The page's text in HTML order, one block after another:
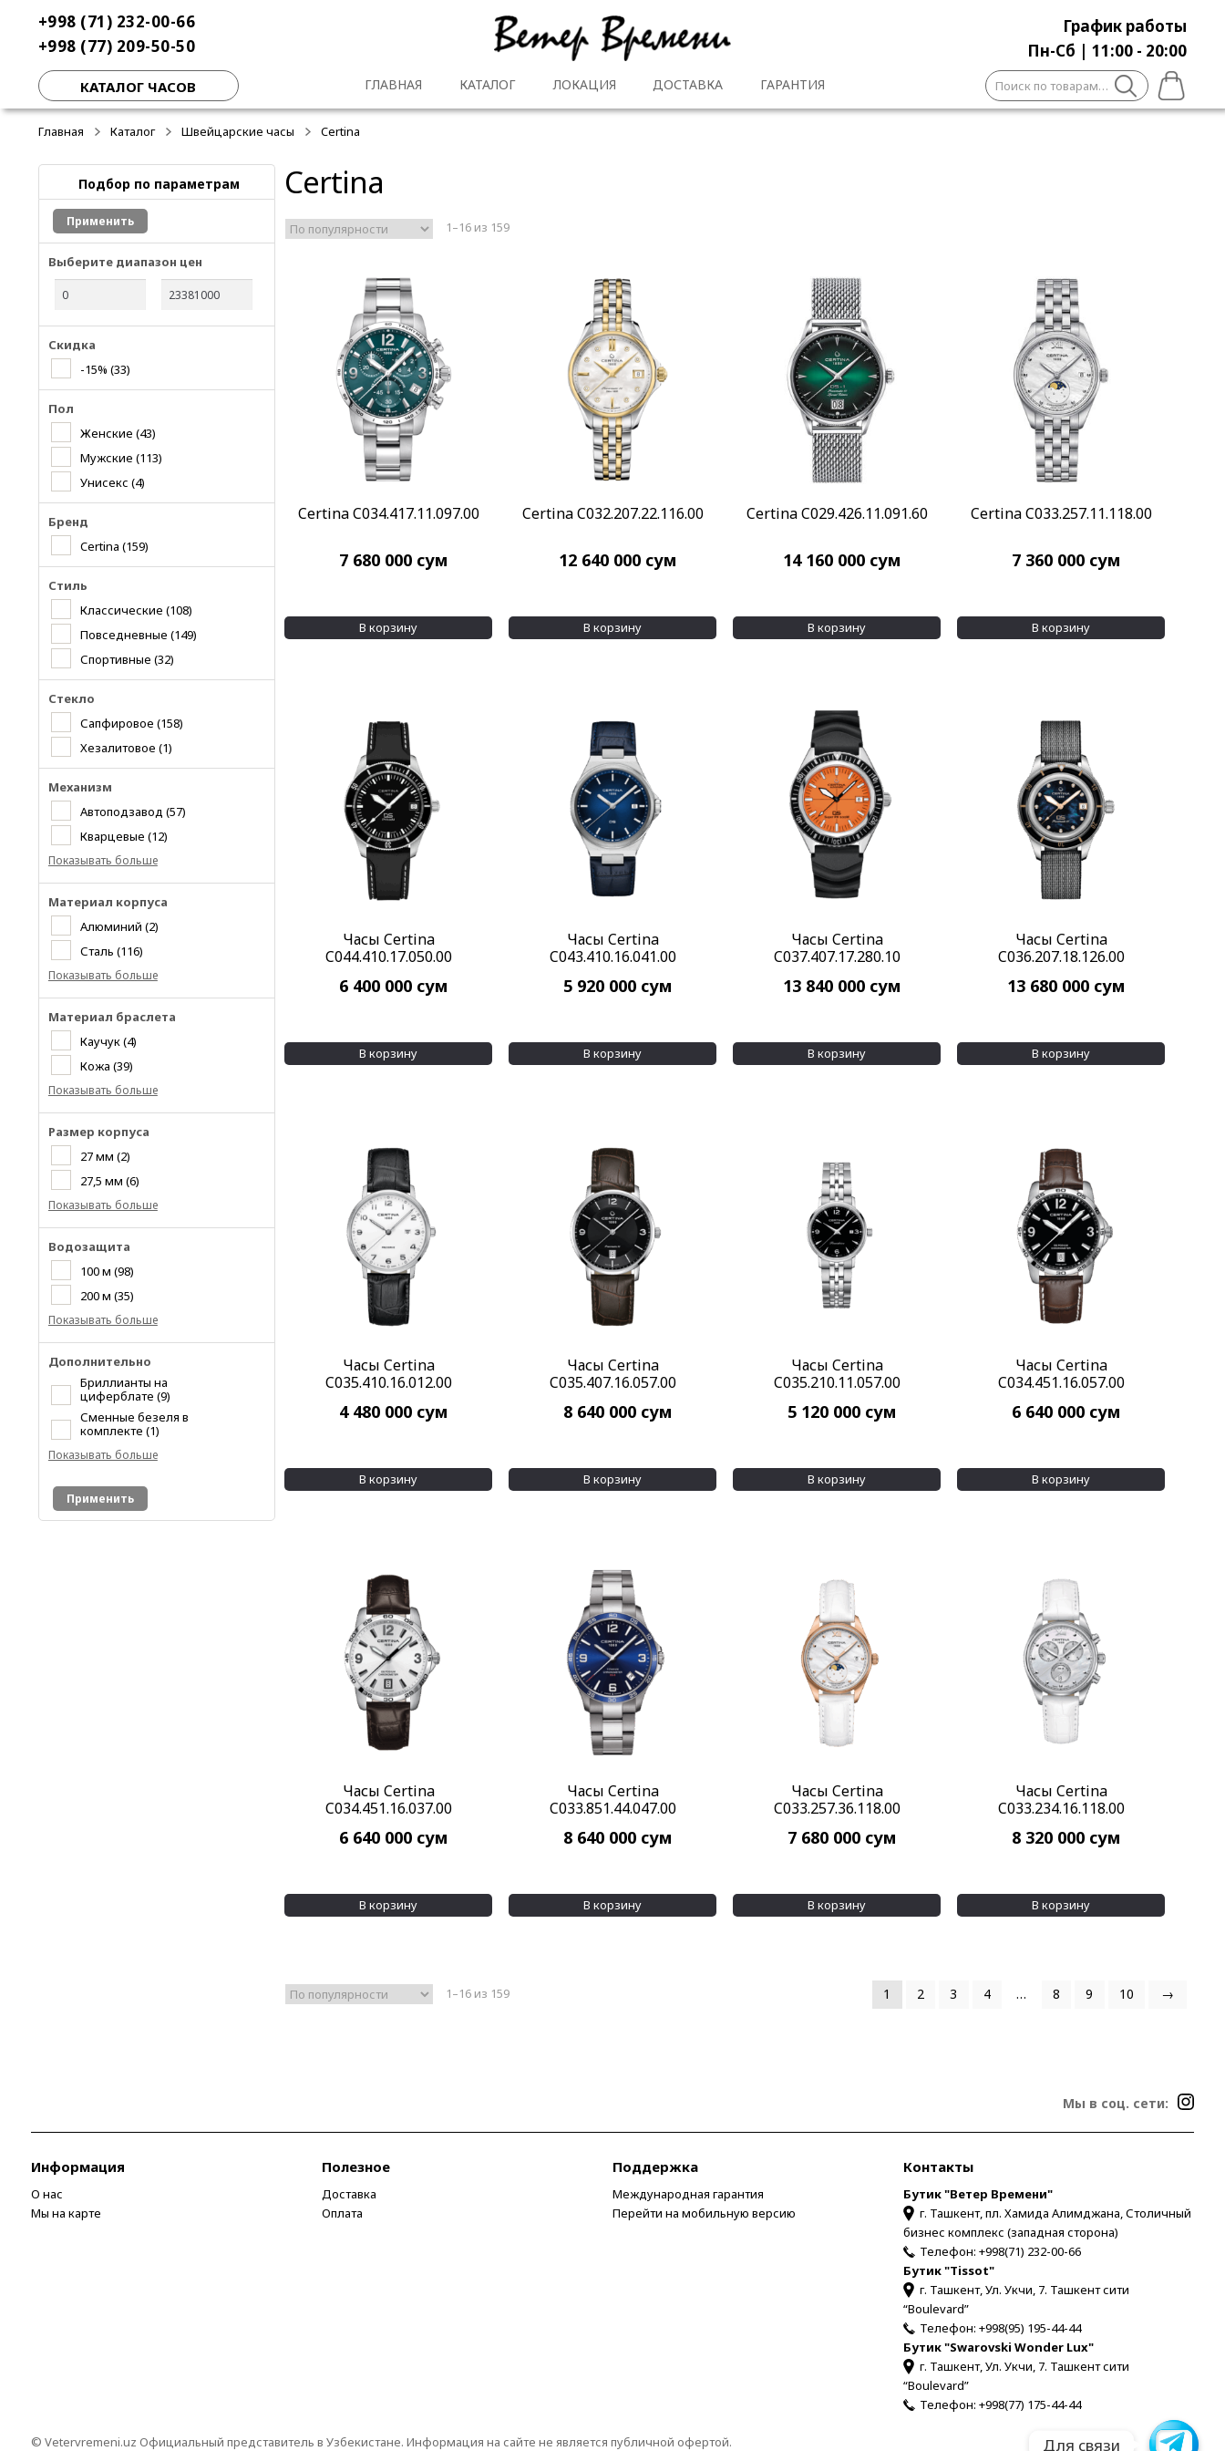
навигации
содержимому
+998 (71) 232-00-66
+998 (77) 209-50-50
График работы
Пн-Сб | 11:00 - 20:00
КАТАЛОГ ЧАСОВ ГЛАВНАЯ КАТАЛОГ ЛОКАЦИЯ ДОСТАВКА ГАРАНТИЯ Искать:
Главная Каталог Швейцарские часы Certina
Подбор по параметрам
Применить
Выберите диапазон цен
Скидка
-15% (33)
Пол
Женские (43)
Мужские (113)
Унисекс (4)
Бренд
Certina (159)
Стиль
Классические (108)
Повседневные (149)
Спортивные (32)
Стекло
Сапфировое (158)
Хезалитовое (1)
Механизм
Автоподзавод (57)
Кварцевые (12)
Показывать больше
Материал корпуса
Алюминий (2)
Сталь (116)
Показывать больше
Материал браслета
Каучук(4)
Кожа (39)
Показывать больше
Размер корпуса
27 мм (2)
27,5 мм (6)
Показывать больше
Водозащита
100 м (98)
200 м (35)
Показывать больше
Дополнительно
Бриллианты на
циферблате (9)
Сменные безеля в
комплекте (1)
Показывать больше
Применить
Certina
1–16 из 159
Certina C034.417.11.097.00
7 680 000 сум
В корзину
Certina C032.207.22.116.00
12 640 000 сум
В корзину
Certina C029.426.11.091.60
14 160 000 сум
В корзину
Certina C033.257.11.118.00
7 360 000 сум
В корзину
Часы Certina
C044.410.17.050.00
6 400 000 сум
В корзину
Часы Certina
C043.410.16.041.00
5 920 000 сум
В корзину
Часы Certina
C037.407.17.280.10
13 840 000 сум
В корзину
Часы Certina
C036.207.18.126.00
13 680 000 сум
В корзину
Часы Certina
C035.410.16.012.00
4 480 000 сум
В корзину
Часы Certina
C035.407.16.057.00
8 640 000 сум
В корзину
Часы Certina
C035.210.11.057.00
5 120 000 сум
В корзину
Часы Certina
C034.451.16.057.00
6 640 000 сум
В корзину
Часы Certina
C034.451.16.037.00
6 640 000 сум
В корзину
Часы Certina
C033.851.44.047.00
8 640 000 сум
В корзину
Часы Certina
C033.257.36.118.00
7 680 000 сум
В корзину
Часы Certina
C033.234.16.118.00
8 320 000 сум
В корзину
1–16 из 159 1 2 3 4 … 8 9 10 →
Мы в соц. сети:
Информация
О нас
Мы на карте
Полезное
Доставка
Оплата
Поддержка
Международная гарантия
Перейти на мобильную версию
Контакты
Бутик "Ветер Времени"
г. Ташкент, пл. Хамида Алимджана, Столичный
бизнес комплекс (западная сторона)
Телефон: +998(71) 232-00-66
Бутик "Tissot"
г. Ташкент, Ул. Укчи, 7. Ташкент сити
“Boulevard”
Телефон: +998(95) 195-44-44
Бутик "Swarovski Wonder Lux"
г. Ташкент, Ул. Укчи, 7. Ташкент сити
“Boulevard”
Телефон: +998(77) 175-44-44
© Vetervremeni.uz Официальный представитель в Узбекистане. Информация на сайте не является публичной офертой. Для связи